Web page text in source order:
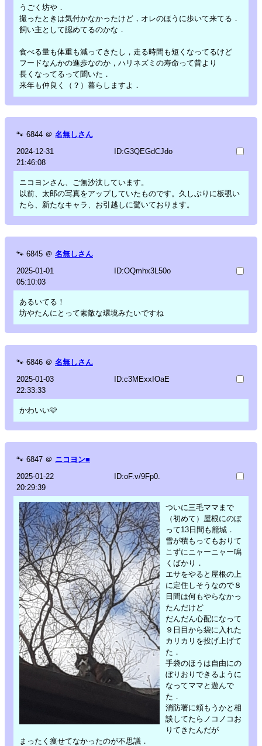
うごく坊や．
撮ったときは気付かなかったけど，オレのほうに歩いて来てる．
飼い主として認めてるのかな．
食べる量も体重も減ってきたし，走る時間も短くなってるけど
フードなんかの進歩なのか，ハリネズミの寿命って昔より
長くなってるって聞いた．
来年も仲良く（？）暮らしますよ．
🐾 6844 ＠ 名無しさん
2024-12-31
21:46:08
ID:G3QEGdCJdo
ニコヨンさん、ご無沙汰しています。
以前、太郎の写真をアップしていたものです。久しぶりに板覗い
たら、新たなキャラ、お引越しに驚いております。
🐾 6845 ＠ 名無しさん
2025-01-01
05:10:03
ID:OQmhx3L50o
あるいてる！
坊やたんにとって素敵な環境みたいですね
🐾 6846 ＠ 名無しさん
2025-01-03
22:33:33
ID:c3MExxIOaE
かわいい🩷
🐾 6847 ＠ ニコヨン■
2025-01-22
20:29:39
ID:oF.v/9Fp0.
ついに三毛ママまで
（初めて）屋根にのぼ
って13日間も籠城．
雪が積もってもおりて
こずにニャーニャー鳴
くばかり．
エサをやると屋根の上
に定住しそうなので８
日間は何もやらなかっ
たんだけど
だんだん心配になって
９日目から袋に入れた
カリカリを投げ上げて
た．
手袋のほうは自由にの
ぼりおりできるように
なってママと遊んで
た．
消防署に頼もうかと相
談してたらノコノコお
りてきたんだが
まったく痩せてなかったのが不思議．